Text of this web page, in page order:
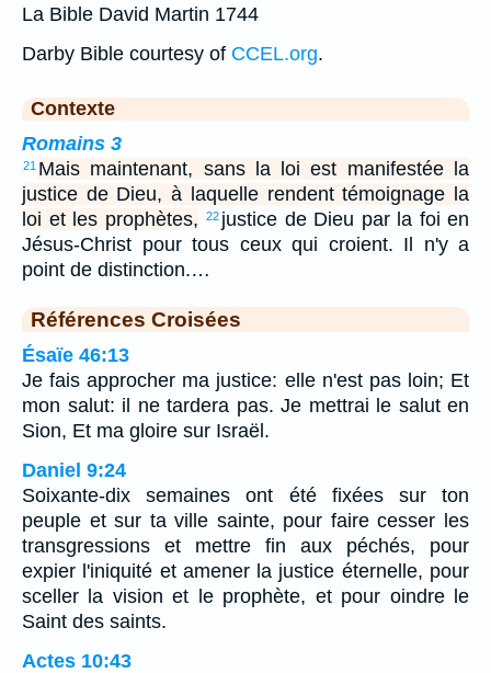
La Bible David Martin 1744
Darby Bible courtesy of CCEL.org.
Contexte
Romains 3
21 Mais maintenant, sans la loi est manifestée la
justice de Dieu, à laquelle rendent témoignage la
loi et les prophètes,
22 justice de Dieu par la foi en
Jésus-Christ pour tous ceux qui croient. Il n'y a
point de distinction.…
Références Croisées
Ésaïe 46:13
Je fais approcher ma justice: elle n'est pas loin; Et
mon salut: il ne tardera pas. Je mettrai le salut en
Sion, Et ma gloire sur Israël.
Daniel 9:24
Soixante-dix semaines ont été fixées sur ton
peuple et sur ta ville sainte, pour faire cesser les
transgressions et mettre fin aux péchés, pour
expier l'iniquité et amener la justice éternelle, pour
sceller la vision et le prophète, et pour oindre le
Saint des saints.
Actes 10:43